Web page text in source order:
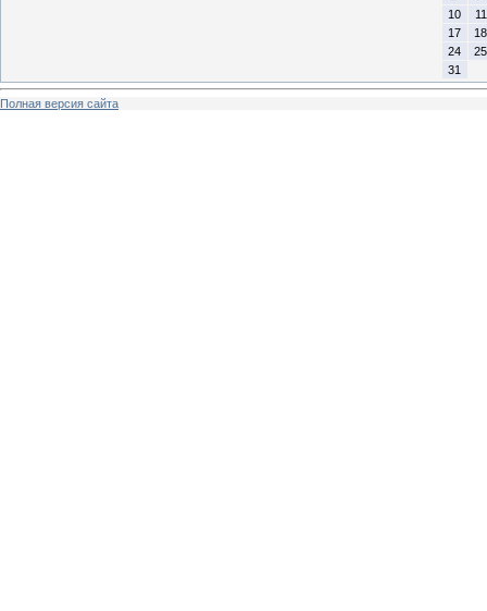
10
11
17
18
24
25
31
Полная версия сайта